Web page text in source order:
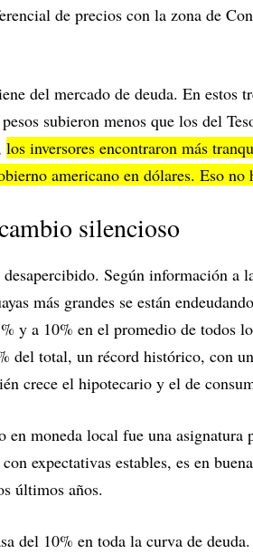
de precios con la zona de
del mercado de deuda. En estos
subieron menos que los del
los inversores encontraron más
americano en dólares. Eso no
silencioso
Según información a
más grandes se están
y a 10% en el promedio de todos
del total, un récord histórico, con
crece el hipotecario y el de
en moneda local fue una asignatura
expectativas estables, es en
últimos años.
del 10% en toda la curva de